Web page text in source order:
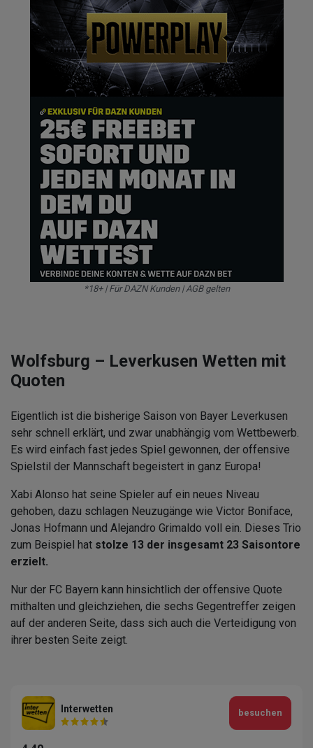
*18+ | Für DAZN Kunden | AGB gelten
Wolfsburg – Leverkusen Wetten mit
Quoten
Eigentlich ist die bisherige Saison von Bayer Leverkusen
sehr schnell erklärt, und zwar unabhängig vom Wettbewerb.
Es wird einfach fast jedes Spiel gewonnen, der offensive
Spielstil der Mannschaft begeistert in ganz Europa!
Xabi Alonso hat seine Spieler auf ein neues Niveau
gehoben, dazu schlagen Neuzugänge wie Victor Boniface,
Jonas Hofmann und Alejandro Grimaldo voll ein. Dieses Trio
zum Beispiel hat stolze 13 der insgesamt 23 Saisontore
erzielt.
Nur der FC Bayern kann hinsichtlich der offensive Quote
mithalten und gleichziehen, die sechs Gegentreffer zeigen
auf der anderen Seite, dass sich auch die Verteidigung von
ihrer besten Seite zeigt.
Interwetten besuchen